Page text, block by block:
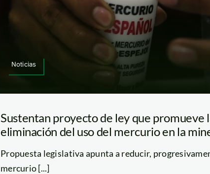
Noticias
Sustentan proyecto de ley que promueve
eliminación del uso del mercurio en la
Propuesta legislativa apunta a reducir,
mercurio [...]